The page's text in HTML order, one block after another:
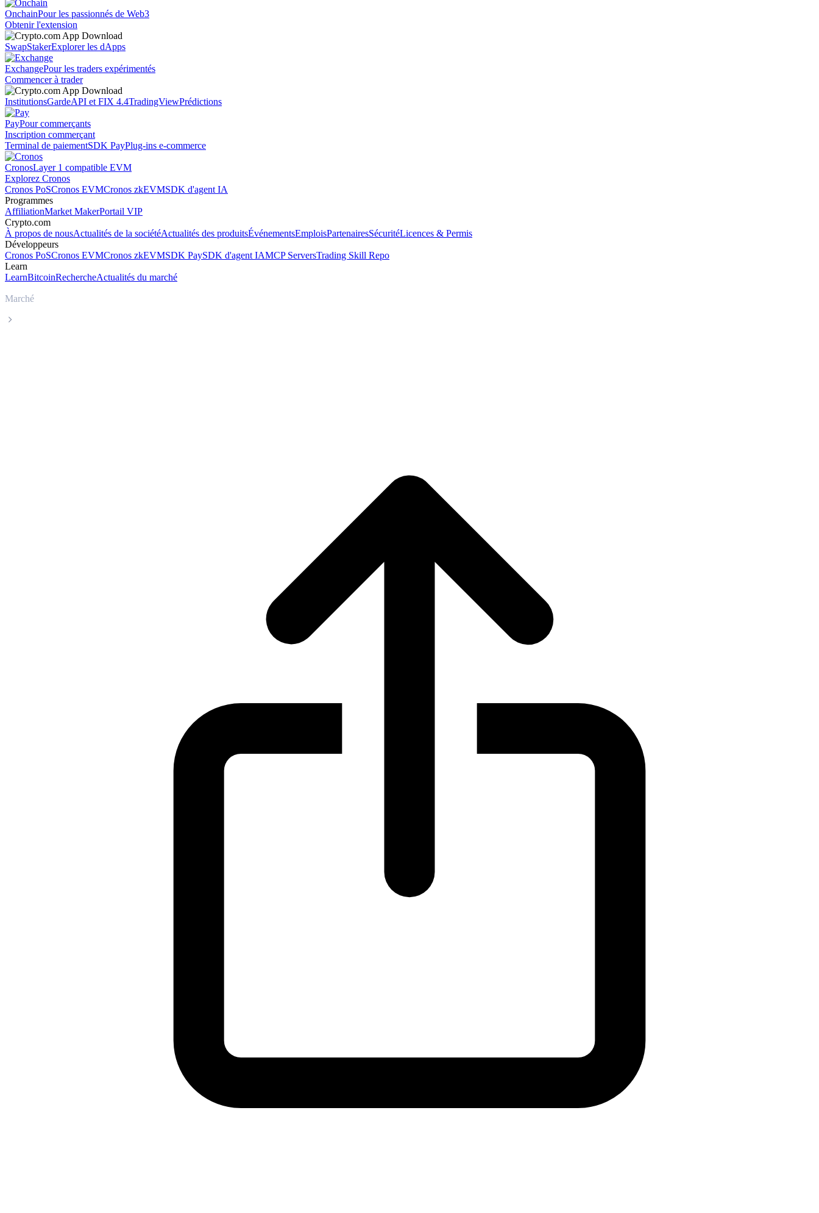
OnchainPour les passionnés de Web3
Obtenir l'extension
SwapStakerExplorer les dApps
ExchangePour les traders expérimentés
Commencer à trader
InstitutionsGardeAPI et FIX 4.4TradingViewPrédictions
PayPour commerçants
Inscription commerçant
Terminal de paiementSDK PayPlug-ins e-commerce
CronosLayer 1 compatible EVM
Explorez Cronos
Cronos PoSCronos EVMCronos zkEVMSDK d'agent IA
Programmes
AffiliationMarket MakerPortail VIP
Crypto.com
À propos de nousActualités de la sociétéActualités des produitsÉvénementsEmploisPartenairesSécuritéLicences & Permis
Développeurs
Cronos PoSCronos EVMCronos zkEVMSDK PaySDK d'agent IAMCP ServersTrading Skill Repo
Learn
LearnBitcoinRechercheActualités du marché
Marché